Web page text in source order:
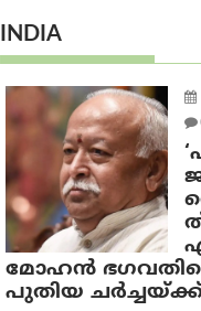
INDIA
മോഹൻ
പുതിയ